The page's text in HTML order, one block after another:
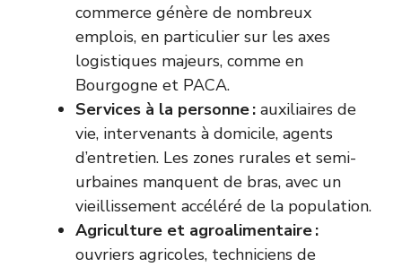
commerce génère de nombreux
emplois, en particulier sur les axes
logistiques majeurs, comme en
Bourgogne et PACA.
Services à la personne : auxiliaires de
vie, intervenants à domicile, agents
d’entretien. Les zones rurales et semi-
urbaines manquent de bras, avec un
vieillissement accéléré de la population.
Agriculture et agroalimentaire :
ouvriers agricoles, techniciens de